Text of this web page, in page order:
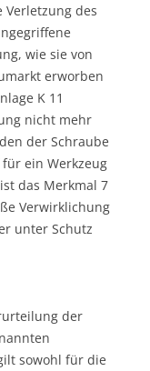
des
wie sie von
erworben
K 11
nicht mehr
der Schraube
ein Werkzeug
das Merkmal 7
Verwirklichung
unter Schutz
der
sowohl für die